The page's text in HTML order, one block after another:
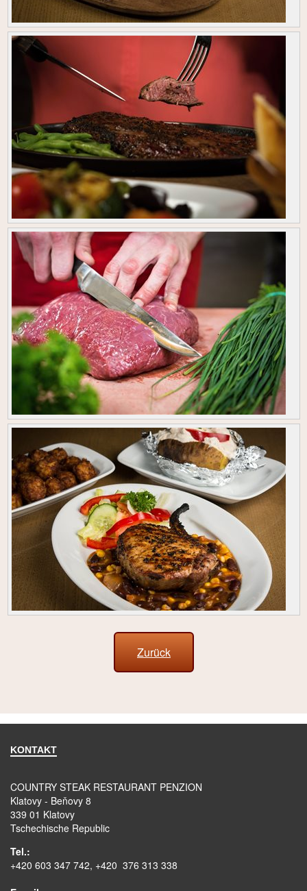
Zurück
KONTAKT
COUNTRY STEAK RESTAURANT PENZION
Klatovy - Beňovy 8
339 01 Klatovy
Tschechische Republic
Tel.:
+420 603 347 742, +420 376 313 338